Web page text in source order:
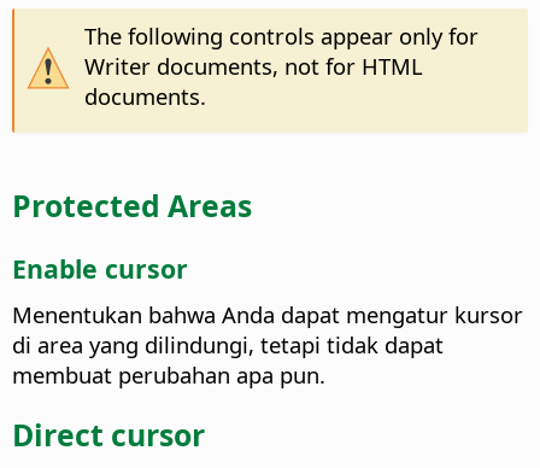
The following controls appear only for
Writer documents, not for HTML
documents.
Protected Areas
Enable cursor
Menentukan bahwa Anda dapat mengatur kursor
di area yang dilindungi, tetapi tidak dapat
membuat perubahan apa pun.
Direct cursor